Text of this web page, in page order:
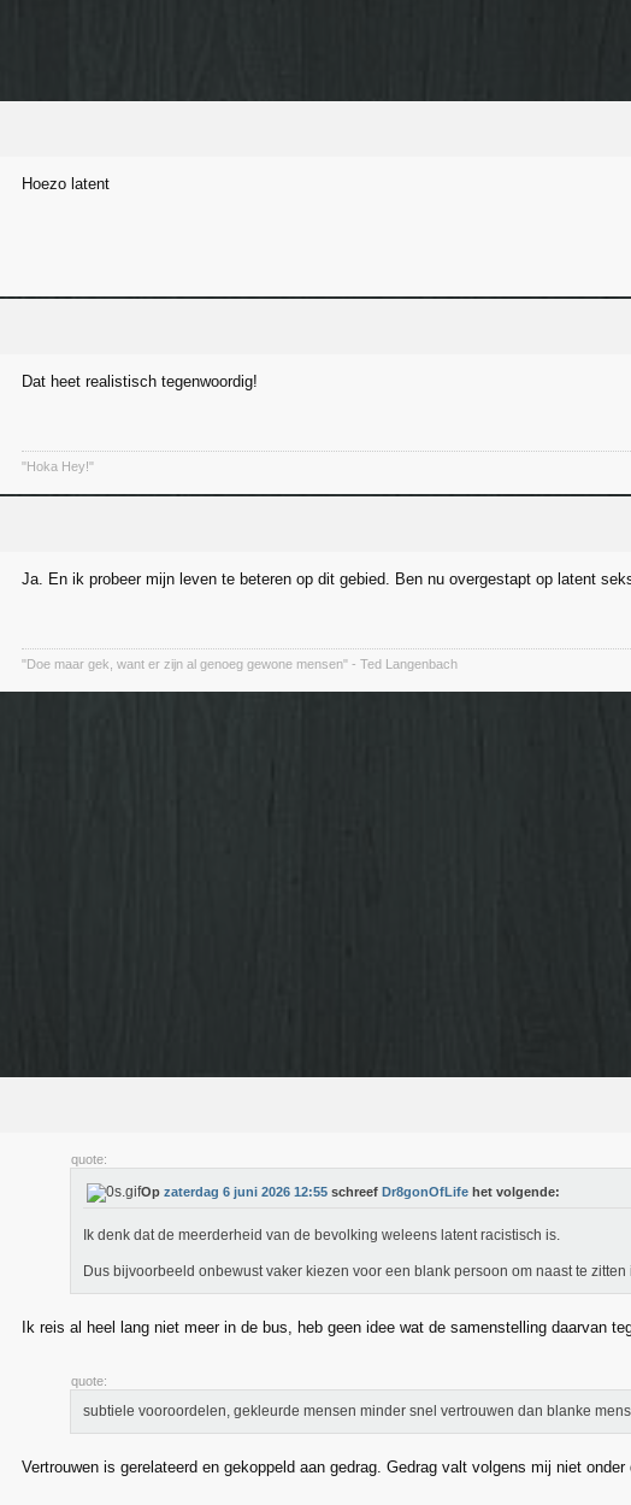
Hoezo latent
Dat heet realistisch tegenwoordig!
"Hoka Hey!"
Ja. En ik probeer mijn leven te beteren op dit gebied. Ben nu overgestapt op latent
"Doe maar gek, want er zijn al genoeg gewone mensen" - Ted Langenbach
quote:
Op zaterdag 6 juni 2026 12:55 schreef Dr8gonOfLife het volgende:
Ik denk dat de meerderheid van de bevolking weleens latent racistisch is.
Dus bijvoorbeeld onbewust vaker kiezen voor een blank persoon om naast te zitten
Ik reis al heel lang niet meer in de bus, heb geen idee wat de samenstelling daarvan
quote:
subtiele vooroordelen, gekleurde mensen minder snel vertrouwen dan blanke
Vertrouwen is gerelateerd en gekoppeld aan gedrag. Gedrag valt volgens mij niet